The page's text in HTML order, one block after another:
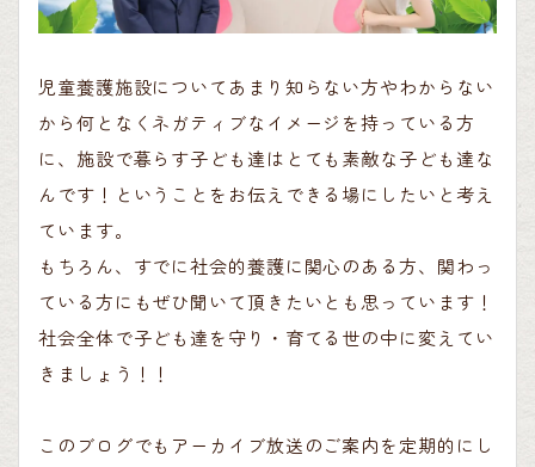
児童養護施設についてあまり知らない方やわからない
から何となくネガティブなイメージを持っている方
に、施設で暮らす子ども達はとても素敵な子ども達な
んです！ということをお伝えできる場にしたいと考え
ています。
もちろん、すでに社会的養護に関心のある方、関わっ
ている方にもぜひ聞いて頂きたいとも思っています！
社会全体で子ども達を守り・育てる世の中に変えてい
きましょう！！
このブログでもアーカイブ放送のご案内を定期的にし